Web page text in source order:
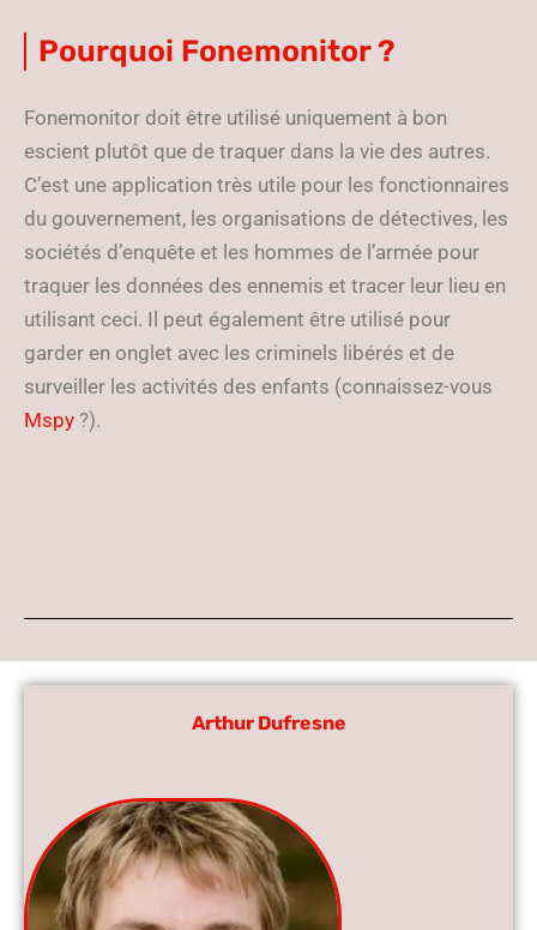
Pourquoi Fonemonitor ?
Fonemonitor doit être utilisé uniquement à bon
escient plutôt que de traquer dans la vie des autres.
C’est une application très utile pour les fonctionnaires
du gouvernement, les organisations de détectives, les
sociétés d’enquête et les hommes de l’armée pour
traquer les données des ennemis et tracer leur lieu en
utilisant ceci. Il peut également être utilisé pour
garder en onglet avec les criminels libérés et de
surveiller les activités des enfants (connaissez-vous
Mspy ?).
Arthur Dufresne